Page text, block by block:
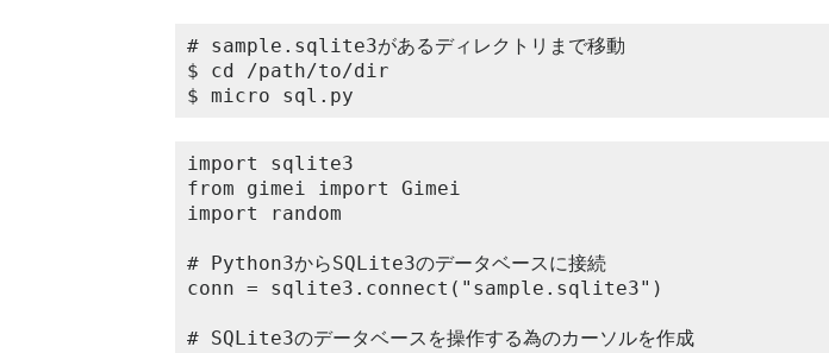
# sample.sqlite3があるディレクトリまで移動
$ cd /path/to/dir
$ micro sql.py
import sqlite3
from gimei import Gimei
import random
# Python3からSQLite3のデータベースに接続
conn = sqlite3.connect("sample.sqlite3")
# SQLite3のデータベースを操作する為のカーソルを作成